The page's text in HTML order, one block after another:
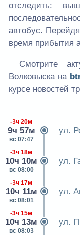
отследить:
автобус.
время прибытия
Смотрите
Волковыска на
курсе новостей
-3ч 20м
9ч 57м
вс 07:47
ул.
-3ч 18м
10ч 10м
вс 08:00
ул.
-3ч 17м
10ч 11м
вс 08:01
ул.
-3ч 15м
10ч 13м
вс 08:03
ул.